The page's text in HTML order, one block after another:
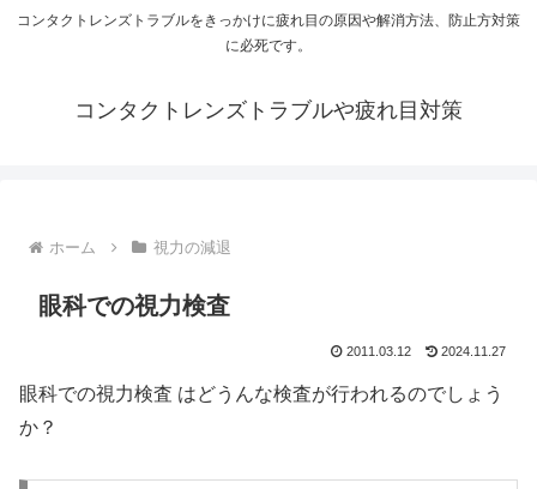
コンタクトレンズトラブルをきっかけに疲れ目の原因や解消方法、防止方対策
に必死です。
コンタクトレンズトラブルや疲れ目対策
ホーム 視力の減退
眼科での視力検査
2011.03.12 2024.11.27
眼科での視力検査 はどうんな検査が行われるのでしょう
か？